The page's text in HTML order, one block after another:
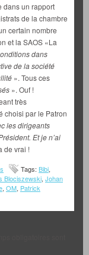
dans un rapport
de la chambre
certain nombre
et la SAOS «La
dans
de la société
». Tous ces
». Ouf !
très
choisi par le Patron
les dirigeants
Et je n’ai
de vrai !
Tags: Bibi,
Blociszewski, Johan
, OM, Patrick